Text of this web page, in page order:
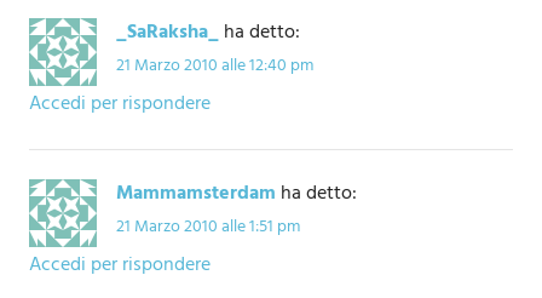
_SaRaksha_ha detto:
21 Marzo 2010 alle 12:40 pm
Accedi per rispondere
Mammamsterdam ha detto:
21 Marzo 2010 alle 1:51 pm
Accedi per rispondere